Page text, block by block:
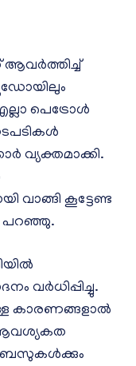
ആവർത്തിച്ച്
പെട്രോൾ
വ്യക്തമാക്കി.
വാങ്ങി കൂട്ടേണ്ട
പറഞ്ഞു.
വർധിപ്പിച്ചു.
കാരണങ്ങളാൽ
ആവശ്യകത
ബസുകൾക്കും